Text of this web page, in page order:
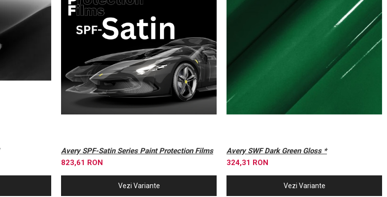
Avery SPF-Satin Series Paint Protection Films
823,61 RON
Vezi Variante
Avery SWF Dark Green Gloss *
324,31 RON
Vezi Variante